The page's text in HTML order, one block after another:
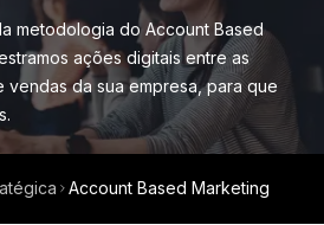
metodologia do Account Based
ações digitais entre as
vendas da sua empresa, para que
Account Based Marketing